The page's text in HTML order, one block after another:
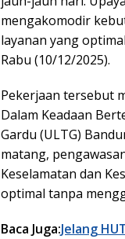
mengakomodir
layanan yang
Rabu (10/12/2025).
Pekerjaan tersebut
Dalam Keadaan
Gardu (ULTG)
matang,
Keselamatan dan
optimal tanpa
Baca Juga:Jelang